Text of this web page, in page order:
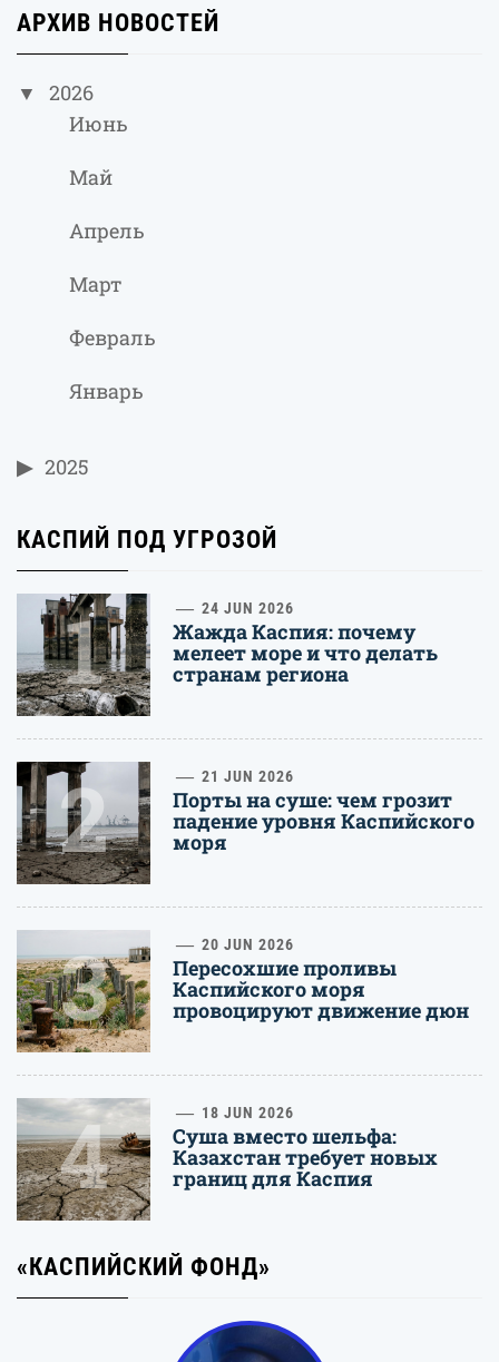
АРХИВ НОВОСТЕЙ
2026
Июнь
Май
Апрель
Март
Февраль
Январь
2025
КАСПИЙ ПОД УГРОЗОЙ
1 24 JUN 2026
Жажда Каспия: почему
мелеет море и что делать
странам региона
2 21 JUN 2026
Порты на суше: чем грозит
падение уровня Каспийского
моря
3 20 JUN 2026
Пересохшие проливы
Каспийского моря
провоцируют движение дюн
4 18 JUN 2026
Суша вместо шельфа:
Казахстан требует новых
границ для Каспия
«КАСПИЙСКИЙ ФОНД»